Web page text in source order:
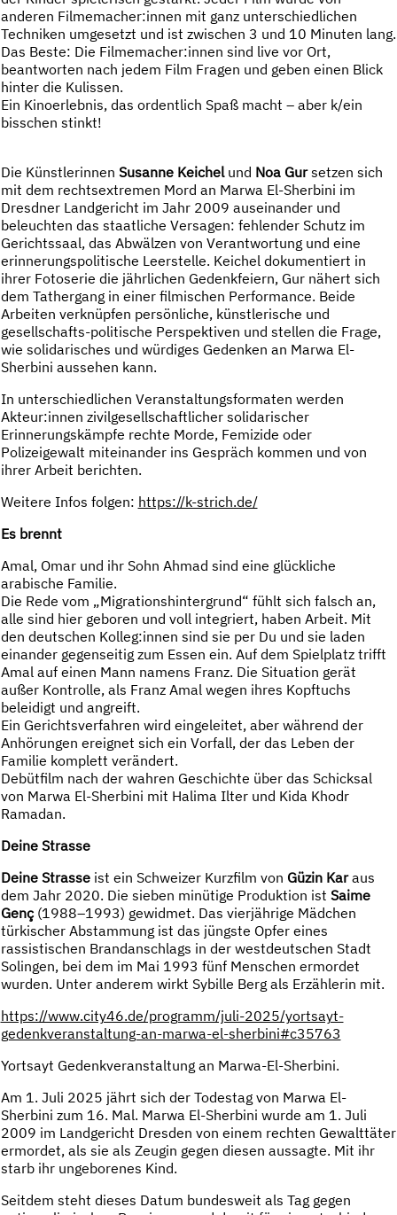
anderen Filmemacher:innen mit ganz unterschiedlichen
Techniken umgesetzt und ist zwischen 3 und 10 Minuten lang.
Das Beste: Die Filmemacher:innen sind live vor Ort,
beantworten nach jedem Film Fragen und geben einen Blick
hinter die Kulissen.
Ein Kinoerlebnis, das ordentlich Spaß macht – aber k/ein
bisschen stinkt!
Die Künstlerinnen Susanne Keichelund Noa Gursetzen sich
mit dem rechtsextremen Mord an Marwa El-Sherbini im
Dresdner Landgericht im Jahr 2009 auseinander und
beleuchten das staatliche Versagen: fehlender Schutz im
Gerichtssaal, das Abwälzen von Verantwortung und eine
erinnerungspolitische Leerstelle. Keichel dokumentiert in
ihrer Fotoserie die jährlichen Gedenkfeiern, Gur nähert sich
dem Tathergang in einer filmischen Performance. Beide
Arbeiten verknüpfen persönliche, künstlerische und
gesellschafts-politische Perspektiven und stellen die Frage,
wie solidarisches und würdiges Gedenken an Marwa El-
Sherbini aussehen kann.
In unterschiedlichen Veranstaltungsformaten werden
Akteur:innen zivilgesellschaftlicher solidarischer
Erinnerungskämpfe rechte Morde, Femizide oder
Polizeigewalt miteinander ins Gespräch kommen und von
ihrer Arbeit berichten.
Weitere Infos folgen: https://k-strich.de/
Es brennt
Amal, Omar und ihr Sohn Ahmad sind eine glückliche
arabische Familie.
Die Rede vom „Migrationshintergrund“ fühlt sich falsch an,
alle sind hier geboren und voll integriert, haben Arbeit. Mit
den deutschen Kolleg:innen sind sie per Du und sie laden
einander gegenseitig zum Essen ein. Auf dem Spielplatz trifft
Amal auf einen Mann namens Franz. Die Situation gerät
außer Kontrolle, als Franz Amal wegen ihres Kopftuchs
beleidigt und angreift.
Ein Gerichtsverfahren wird eingeleitet, aber während der
Anhörungen ereignet sich ein Vorfall, der das Leben der
Familie komplett verändert.
Debütfilm nach der wahren Geschichte über das Schicksal
von Marwa El-Sherbini mit Halima Ilter und Kida Khodr
Ramadan.
Deine Strasse
Deine Strasseist ein Schweizer Kurzfilm von Güzin Karaus
dem Jahr 2020. Die sieben minütige Produktion ist Saime
Genç (1988–1993) gewidmet. Das vierjährige Mädchen
türkischer Abstammung ist das jüngste Opfer eines
rassistischen Brandanschlags in der westdeutschen Stadt
Solingen, bei dem im Mai 1993 fünf Menschen ermordet
wurden. Unter anderem wirkt Sybille Berg als Erzählerin mit.
https://www.city46.de/programm/juli-2025/yortsayt-
gedenkveranstaltung-an-marwa-el-sherbini#c35763
Yortsayt Gedenkveranstaltung an Marwa-El-Sherbini.
Am 1. Juli 2025 jährt sich der Todestag von Marwa El-
Sherbini zum 16. Mal. Marwa El-Sherbini wurde am 1. Juli
2009 im Landgericht Dresden von einem rechten Gewalttäter
ermordet, als sie als Zeugin gegen diesen aussagte. Mit ihr
starb ihr ungeborenes Kind.
Seitdem steht dieses Datum bundesweit als Tag gegen